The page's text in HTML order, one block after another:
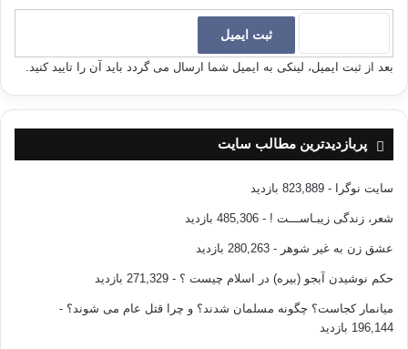
بعد از ثبت ایمیل، لینکی به ایمیل شما ارسال می گردد باید آن را تایید کنید.
پربازدیدترین مطالب سایت
سایت نوگرا - 823,889 بازدید
شعر، زندگی زیبـاســـت ! - 485,306 بازدید
عشق زن به غیر شوهر - 280,263 بازدید
حکم نوشیدن آبجو (بیره) در اسلام چیست ؟ - 271,329 بازدید
میانمار کجاست؟ چگونه مسلمان شدند؟ و چرا قتل عام می شوند؟ -
196,144 بازدید